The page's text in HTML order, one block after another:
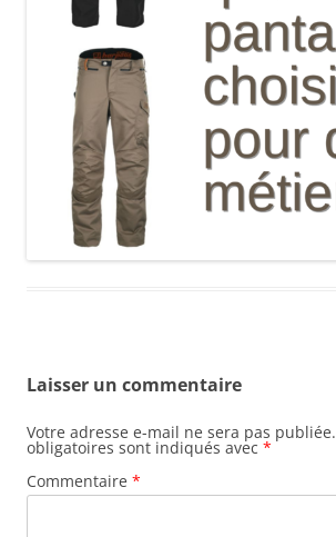
Laisser un commentaire
Votre adresse e-mail ne sera pas publiée.
obligatoires sont indiqués avec *
Commentaire *